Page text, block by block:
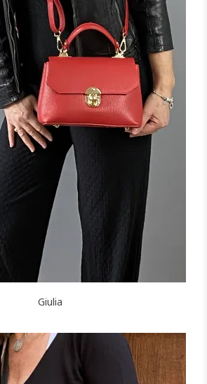
Giulia